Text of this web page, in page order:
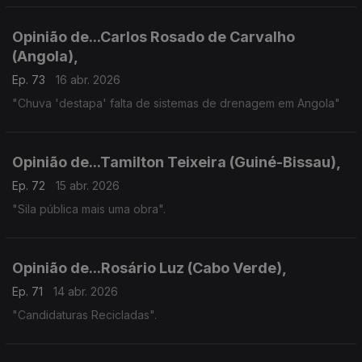
Opinião de...Carlos Rosado de Carvalho
(Angola),
Ep. 73
16 abr. 2026
"Chuva 'destapa' falta de sistemas de drenagem em Angola"
Opinião de...Tamilton Teixeira (Guiné-Bissau),
Ep. 72
15 abr. 2026
"Sila pública mais uma obra".
Opinião de...Rosário Luz (Cabo Verde),
Ep. 71
14 abr. 2026
"Candidaturas Recicladas".